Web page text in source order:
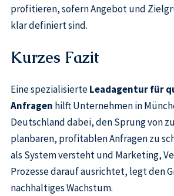
profitieren, sofern Angebot und
klar definiert sind.
Kurzes Fazit
Eine spezialisierteLeadagentur für
Anfragen hilft Unternehmen in
Deutschland dabei, den Sprung von
planbaren, profitablen Anfragen zu
als System versteht und Marketing,
Prozesse darauf ausrichtet, legt den
nachhaltiges Wachstum.